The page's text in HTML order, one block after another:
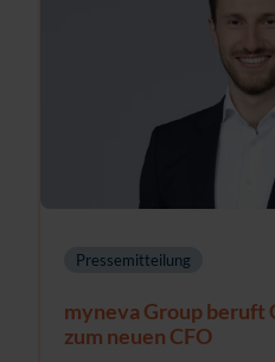
Pressemitteilung
myneva Group beruft
zum neuen CFO